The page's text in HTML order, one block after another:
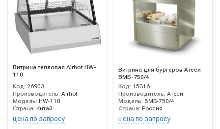
Витрина тепловая Airhot HW-
110
Код: 26903
Производитель: Airhot
Модель: HW-110
Страна: Китай
цена по запросу
Витрина для бургеров Атеси
ВМБ-750/4
Код: 15316
Производитель: Атеси
Модель: ВМБ-750/4
Страна: Россия
цена по запросу